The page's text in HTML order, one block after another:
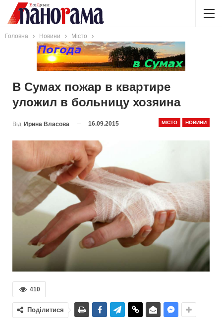
Головна Новини Місто
В Сумах пожар в квартире
уложил в больницу хозяина
МІСТО НОВИНИ
Від Ирина Власова 16.09.2015
410
Поділитися